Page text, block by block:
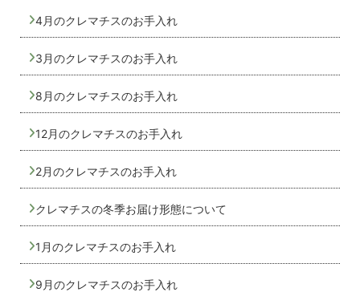
4月のクレマチスのお手入れ
3月のクレマチスのお手入れ
8月のクレマチスのお手入れ
12月のクレマチスのお手入れ
2月のクレマチスのお手入れ
クレマチスの冬季お届け形態について
1月のクレマチスのお手入れ
9月のクレマチスのお手入れ